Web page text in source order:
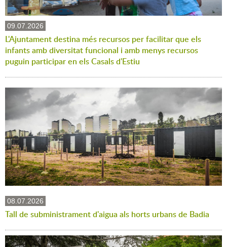
09.07.2026
L'Ajuntament destina més recursos per facilitar que els
infants amb diversitat funcional i amb menys recursos
puguin participar en els Casals d'Estiu
08.07.2026
Tall de subministrament d'aigua als horts urbans de Badia